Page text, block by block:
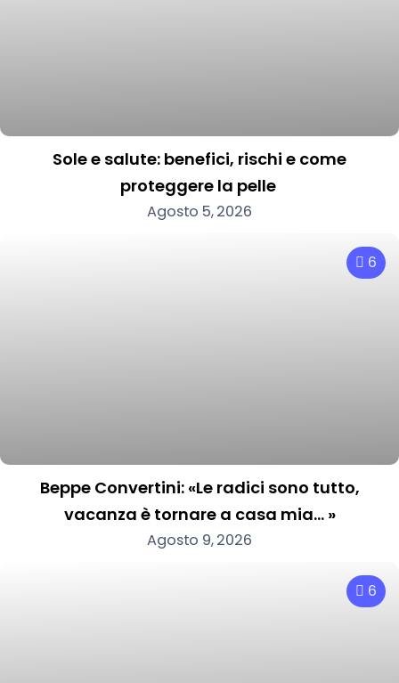
Sole e salute: benefici, rischi e come
proteggere la pelle
Agosto 5, 2026
6
Beppe Convertini: «Le radici sono tutto,
vacanza è tornare a casa mia… »
Agosto 9, 2026
6